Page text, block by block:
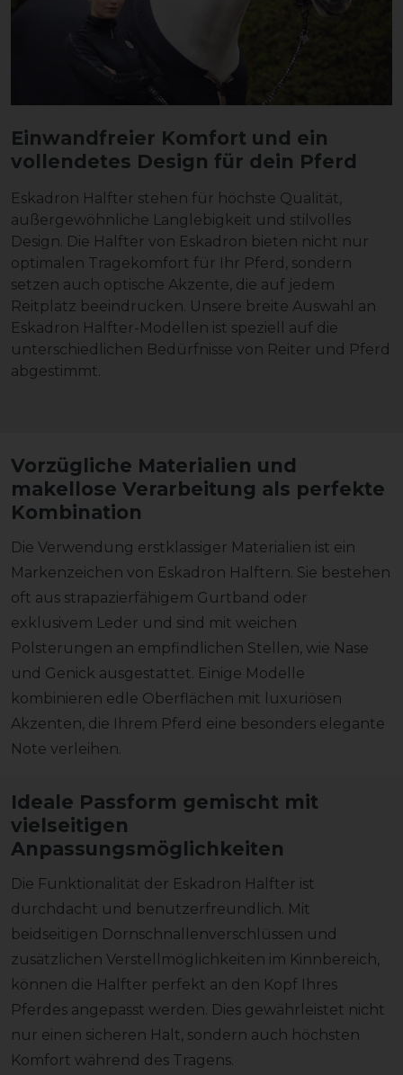
Einwandfreier Komfort und ein
vollendetes Design für dein Pferd
Eskadron Halfter stehen für höchste Qualität,
außergewöhnliche Langlebigkeit und stilvolles
Design. Die Halfter von Eskadron bieten nicht nur
optimalen Tragekomfort für Ihr Pferd, sondern
setzen auch optische Akzente, die auf jedem
Reitplatz beeindrucken. Unsere breite Auswahl an
Eskadron Halfter-Modellen ist speziell auf die
unterschiedlichen Bedürfnisse von Reiter und Pferd
abgestimmt.
Vorzügliche Materialien und
makellose Verarbeitung als perfekte
Kombination
Die Verwendung erstklassiger Materialien ist ein
Markenzeichen von Eskadron Halftern. Sie bestehen
oft aus strapazierfähigem Gurtband oder
exklusivem Leder und sind mit weichen
Polsterungen an empfindlichen Stellen, wie Nase
und Genick ausgestattet. Einige Modelle
kombinieren edle Oberflächen mit luxuriösen
Akzenten, die Ihrem Pferd eine besonders elegante
Note verleihen.
Ideale Passform gemischt mit
vielseitigen
Anpassungsmöglichkeiten
Die Funktionalität der Eskadron Halfter ist
durchdacht und benutzerfreundlich. Mit
beidseitigen Dornschnallenverschlüssen und
zusätzlichen Verstellmöglichkeiten im Kinnbereich,
können die Halfter perfekt an den Kopf Ihres
Pferdes angepasst werden. Dies gewährleistet nicht
nur einen sicheren Halt, sondern auch höchsten
Komfort während des Tragens.